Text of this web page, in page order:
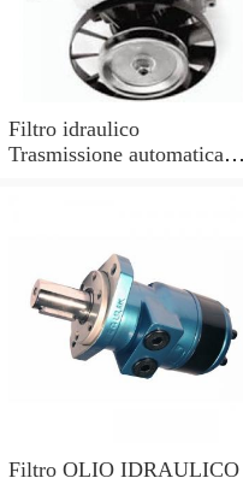
Filtro idraulico
Trasmissione automatica
Filtro OLIO IDRAULICO